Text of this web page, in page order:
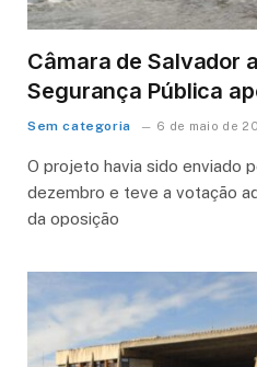
Câmara de Salvador
Segurança Pública
Sem categoria 6 de maio de
O projeto havia sido enviado
dezembro e teve a votação
da oposição